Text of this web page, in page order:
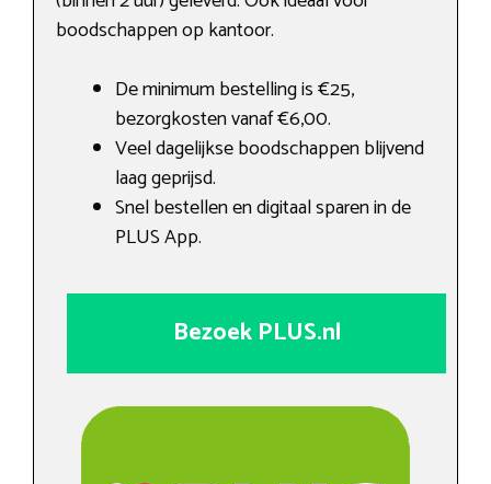
boodschappen op kantoor.
De minimum bestelling is €25,
bezorgkosten vanaf €6,00.
Veel dagelijkse boodschappen blijvend
laag geprijsd.
Snel bestellen en digitaal sparen in de
PLUS App.
Bezoek PLUS.nl